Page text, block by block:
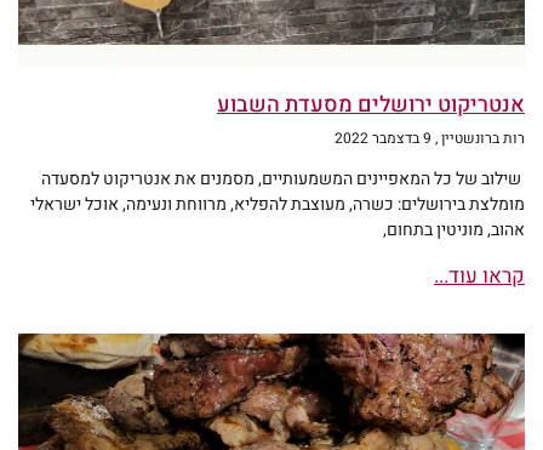
אנטריקוט ירושלים מסעדת השבוע
רות ברונשטיין 9 בדצמבר 2022
שילוב של כל המאפיינים המשמעותיים, מסמנים את אנטריקוט למסעדה
מומלצת בירושלים: כשרה, מעוצבת להפליא, מרווחת ונעימה, אוכל ישראלי
אהוב, מוניטין בתחום,
קראו עוד...